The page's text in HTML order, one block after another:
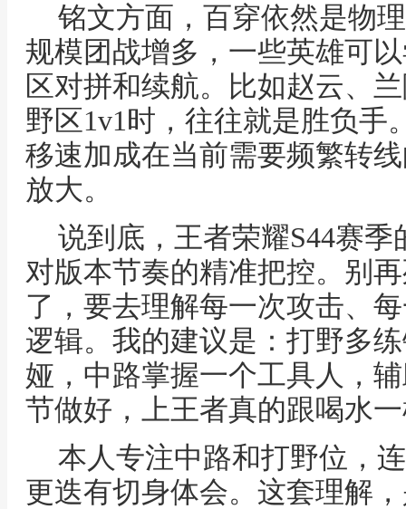
铭文方面，百穿依然是物
规模团战增多，一些英雄可
区对拼和续航。比如赵云、
野区1v1时，往往就是胜负手
移速加成在当前需要频繁转
放大。
说到底，王者荣耀S44赛
对版本节奏的精准把控。别
了，要去理解每一次攻击、
逻辑。我的建议是：打野多
娅，中路掌握一个工具人，
节做好，上王者真的跟喝水
本人专注中路和打野位，
更迭有切身体会。这套理解